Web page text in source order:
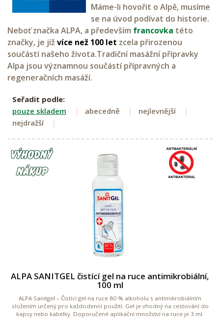
Máme-li hovořit o Alpě, musíme
se na úvod podívat do historie.
Neboť značka ALPA, a především francovka této
značky, je již více než 100 let zcela přirozenou
součástí našeho života.Tradiční masážní přípravky
Alpa jsou významnou součástí přípravných a
regeneračních masáží.
Seřadit podle:
pouze skladem
abecedně
nejlevnější
nejdražší
ALPA SANITGEL čistící gel na ruce antimikrobiální,
100 ml
ALPA Sanitgel – Čistící gel na ruce 80 % alkoholu s antimikrobiálním
složením určený pro každodenní použití. Gel je vhodný na cestování do
kapsy nebo kabelky. Doporučené aplikační množství na ruce je 3 ml.